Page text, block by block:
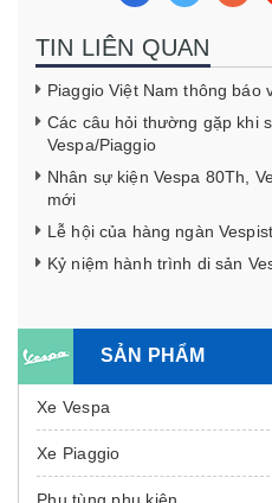
TIN LIÊN QUAN
Piaggio Việt Nam thông báo
Các câu hỏi thường gặp khi
Vespa/Piaggio
Nhân sự kiện Vespa 80Th,
mới
Lễ hội của hàng ngàn
Kỷ niệm hành trình di sản
SẢN PHẨM
Xe Vespa
Xe Piaggio